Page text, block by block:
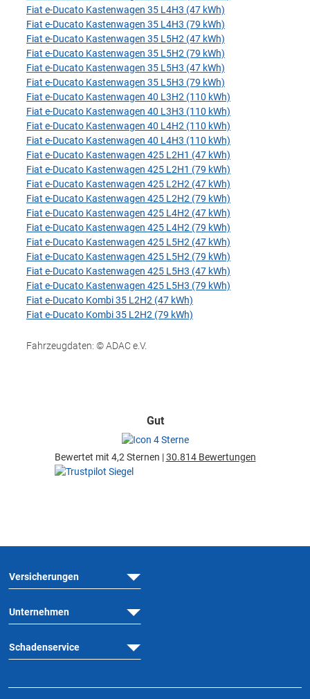
Fiat e-Ducato Kastenwagen 35 L4H3 (47 kWh)
Fiat e-Ducato Kastenwagen 35 L4H3 (79 kWh)
Fiat e-Ducato Kastenwagen 35 L5H2 (47 kWh)
Fiat e-Ducato Kastenwagen 35 L5H2 (79 kWh)
Fiat e-Ducato Kastenwagen 35 L5H3 (47 kWh)
Fiat e-Ducato Kastenwagen 35 L5H3 (79 kWh)
Fiat e-Ducato Kastenwagen 40 L3H2 (110 kWh)
Fiat e-Ducato Kastenwagen 40 L3H3 (110 kWh)
Fiat e-Ducato Kastenwagen 40 L4H2 (110 kWh)
Fiat e-Ducato Kastenwagen 40 L4H3 (110 kWh)
Fiat e-Ducato Kastenwagen 425 L2H1 (47 kWh)
Fiat e-Ducato Kastenwagen 425 L2H1 (79 kWh)
Fiat e-Ducato Kastenwagen 425 L2H2 (47 kWh)
Fiat e-Ducato Kastenwagen 425 L2H2 (79 kWh)
Fiat e-Ducato Kastenwagen 425 L4H2 (47 kWh)
Fiat e-Ducato Kastenwagen 425 L4H2 (79 kWh)
Fiat e-Ducato Kastenwagen 425 L5H2 (47 kWh)
Fiat e-Ducato Kastenwagen 425 L5H2 (79 kWh)
Fiat e-Ducato Kastenwagen 425 L5H3 (47 kWh)
Fiat e-Ducato Kastenwagen 425 L5H3 (79 kWh)
Fiat e-Ducato Kombi 35 L2H2 (47 kWh)
Fiat e-Ducato Kombi 35 L2H2 (79 kWh)
Fahrzeugdaten: © ADAC e.V.
Gut
Bewertet mit 4,2 Sternen |30.814 Bewertungen
Versicherungen
Unternehmen
Schadenservice